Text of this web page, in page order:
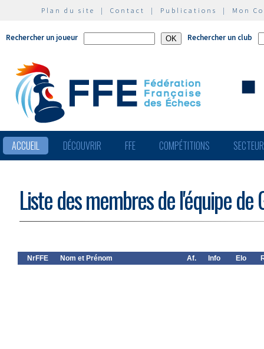
Plan du site | Contact | Publications | Mon
Rechercher un joueur Rechercher un club
ACCUEIL DÉCOUVRIR FFE COMPÉTITIONS
Liste des membres de l'équipe
NrFFE Nom et Prénom Af. Info Elo